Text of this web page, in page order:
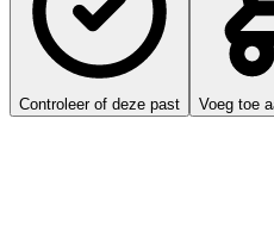
Controleer of deze past Voeg toe